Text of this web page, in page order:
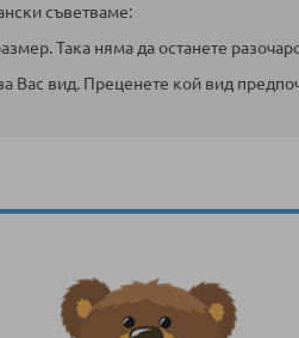
съветваме:
Така няма да останете
Вас вид. Преценете кой вид